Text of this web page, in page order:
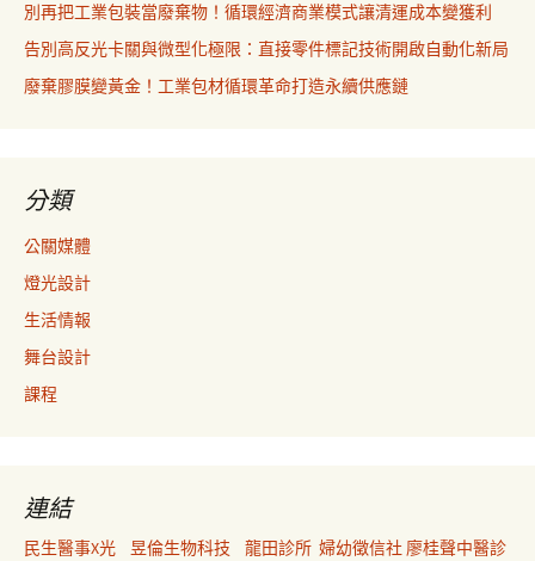
別再把工業包裝當廢棄物！循環經濟商業模式讓清運成本變獲利
告別高反光卡關與微型化極限：直接零件標記技術開啟自動化新局
廢棄膠膜變黃金！工業包材循環革命打造永續供應鏈
分類
公關媒體
燈光設計
生活情報
舞台設計
課程
連結
民生醫事X光 昱倫生物科技 龍田診所 婦幼徵信社 廖桂聲中醫診